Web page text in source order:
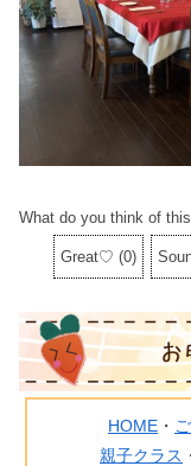
What do you think of
Great♡ (0)
HOME ・
親子クラス